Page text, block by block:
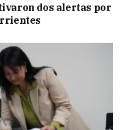
dos alertas por